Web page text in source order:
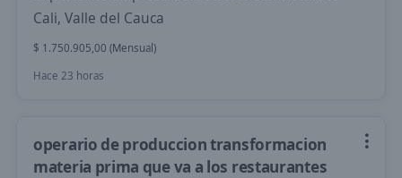
Cali, Valle del Cauca
$ 1.750.905,00 (Mensual)
Hace 23 horas
operario de produccion transformacion
materia prima que va a los restaurantes